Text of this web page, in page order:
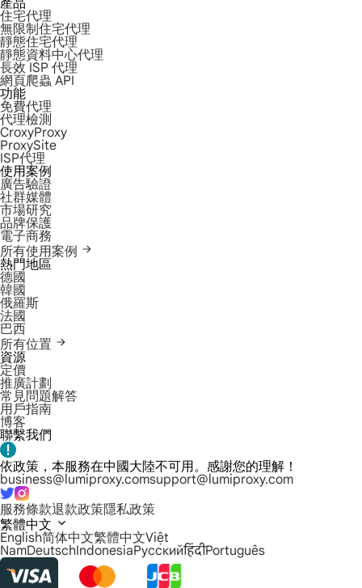
產品
住宅代理
無限制住宅代理
靜態住宅代理
靜態資料中心代理
長效 ISP 代理
網頁爬蟲 API
功能
免費代理
代理檢測
CroxyProxy
ProxySite
ISP代理
使用案例
廣告驗證
社群媒體
市場研究
品牌保護
電子商務
所有使用案例
熱門地區
德國
韓國
俄羅斯
法國
巴西
所有位置
資源
定價
推廣計劃
常見問題解答
用戶指南
博客
聯繫我們
依政策，本服務在中國大陸不可用。感謝您的理解！
business@lumiproxy.comsupport@lumiproxy.com
服務條款退款政策隱私政策
繁體中文
English简体中文繁體中文Việt
NamDeutschIndonesiaРусскийहिंदीPortuguês